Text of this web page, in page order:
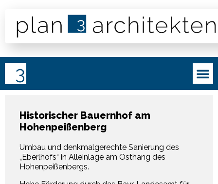
Historischer Bauernhof am
Hohenpeißenberg
Umbau und denkmalgerechte Sanierung des
„Eberlhofs“ in Alleinlage am Osthang des
Hohenpeißenbergs.